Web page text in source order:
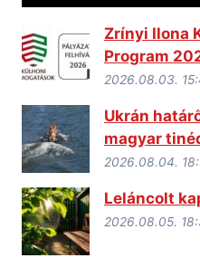
Zrínyi Ilona
Program
2026.08.03.
Ukrán
magyar
2026.08.04.
Leláncolt
2026.08.05.